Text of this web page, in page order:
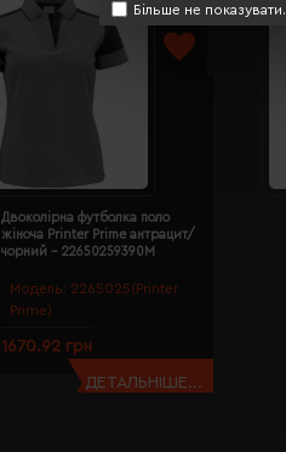
Більше не показувати.
Модель: 2265025(Printer
Prime)
Двоколірна футболка поло
жіноча Printer Prime антрацит/
чорний - 22650259390M
1670.92 грн
ДЕТАЛЬНІШЕ...